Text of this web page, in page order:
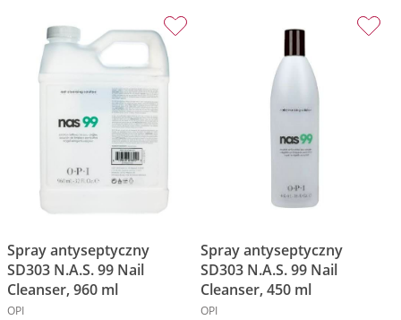
Spray antyseptyczny
SD303 N.A.S. 99 Nail
Cleanser, 960 ml
OPI
Spray antyseptyczny
SD303 N.A.S. 99 Nail
Cleanser, 450 ml
OPI